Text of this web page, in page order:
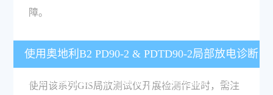
障。
使用奥地利B2 PD90-2 & PDTD90-2局部放电诊断
系统开展检测作业时需要注意哪些适配要求？
使用该系列GIS局放测试仪开展检测作业时，需注